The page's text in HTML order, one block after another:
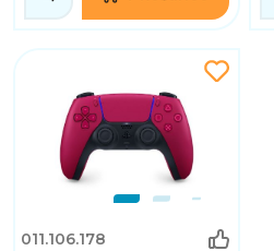
011.106.178